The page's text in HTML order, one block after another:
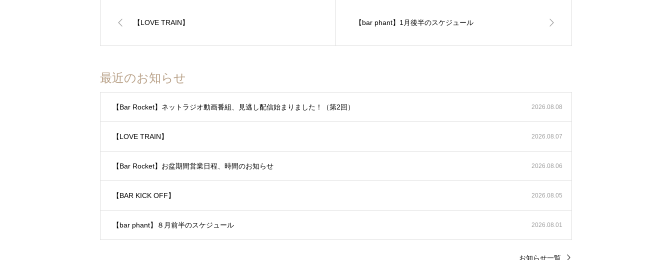
【LOVE TRAIN】 【bar phant】1月後半のスケジュール
最近のお知らせ
【Bar Rocket】ネットラジオ動画番組、見逃し配信始まりました！（第2回） 2026.08.08
【LOVE TRAIN】 2026.08.07
【Bar Rocket】お盆期間営業日程、時間のお知らせ 2026.08.06
【BAR KICK OFF】 2026.08.05
【bar phant】８月前半のスケジュール 2026.08.01
お知らせ一覧